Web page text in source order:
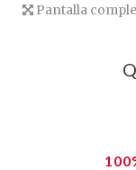
Pantalla